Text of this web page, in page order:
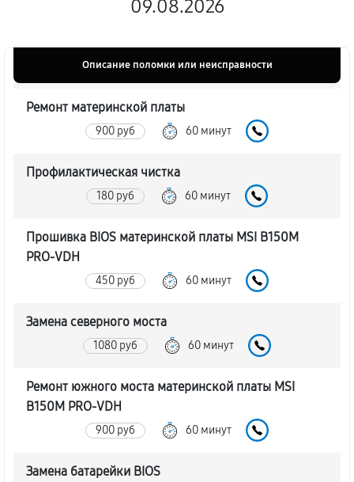
09.08.2026
Описание поломки или неисправности
Ремонт материнской платы
900 руб 60 минут
Профилактическая чистка
180 руб 60 минут
Прошивка BIOS материнской платы MSI B150M
PRO-VDH
450 руб 60 минут
Замена северного моста
1080 руб 60 минут
Ремонт южного моста материнской платы MSI
B150M PRO-VDH
900 руб 60 минут
Замена батарейки BIOS